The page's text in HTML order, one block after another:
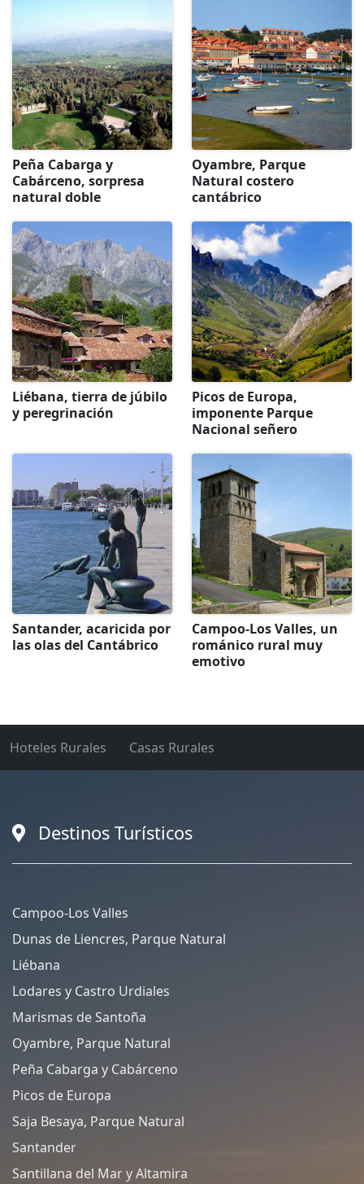
Peña Cabarga y
Cabárceno, sorpresa
natural doble
Oyambre, Parque
Natural costero
cantábrico
Liébana, tierra de júbilo
y peregrinación
Picos de Europa,
imponente Parque
Nacional señero
Santander, acaricida por
las olas del Cantábrico
Campoo-Los Valles, un
románico rural muy
emotivo
Hoteles Rurales Casas Rurales
Destinos Turísticos
Campoo-Los Valles
Dunas de Liencres, Parque Natural
Liébana
Lodares y Castro Urdiales
Marismas de Santoña
Oyambre, Parque Natural
Peña Cabarga y Cabárceno
Picos de Europa
Saja Besaya, Parque Natural
Santander
Santillana del Mar y Altamira